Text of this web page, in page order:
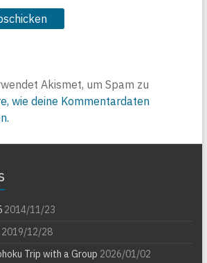
Akismet, um Spam zu
wie deine Kommentardaten
2014/11/23
2019/12/28
Trip with a Group 2026/01/02